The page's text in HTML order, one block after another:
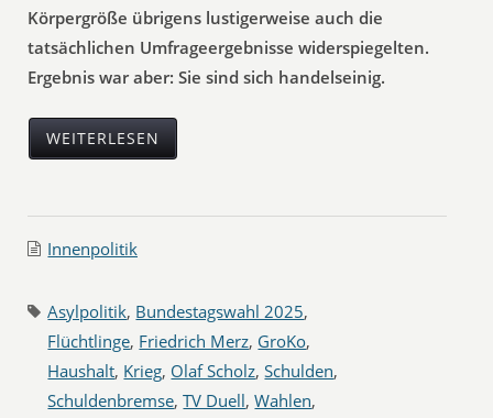
Körpergröße übrigens lustigerweise auch die
tatsächlichen Umfrageergebnisse widerspiegelten.
Ergebnis war aber: Sie sind sich handelseinig.
WEITERLESEN
Innenpolitik
Asylpolitik, Bundestagswahl 2025,
Flüchtlinge, Friedrich Merz, GroKo,
Haushalt, Krieg, Olaf Scholz,Schulden,
Schuldenbremse,TV Duell,Wahlen,